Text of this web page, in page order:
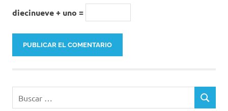
diecinueve + uno =
BUSCAR